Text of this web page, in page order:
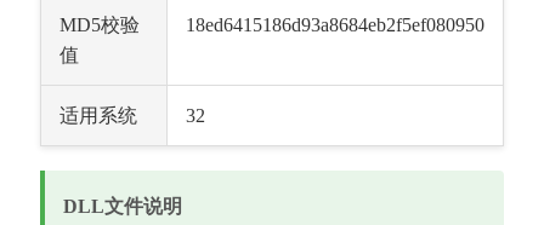
MD5校验
值
18ed6415186d93a8684eb2f5ef080950
适用系统 32
DLL文件说明